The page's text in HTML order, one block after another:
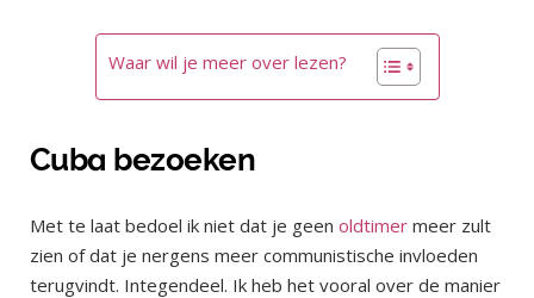
Waar wil je meer over lezen?
Cuba bezoeken
Met te laat bedoel ik niet dat je geen oldtimer meer zult
zien of dat je nergens meer communistische invloeden
terugvindt. Integendeel. Ik heb het vooral over de manier